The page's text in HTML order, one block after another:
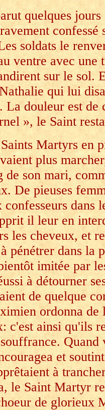
quelques jours
soldats le
ventre avec une
sur le sol.
qui lui
La douleur est de
», le Saint
Martyrs en
plus
de son mari,
De pieuses
dans
il leur en
les cheveux, et
pénétrer dans la
imitée par
à détourner
de quelque
ordonna de
c'est ainsi qu'ils
et
à
le Saint Martyr
de glorieux